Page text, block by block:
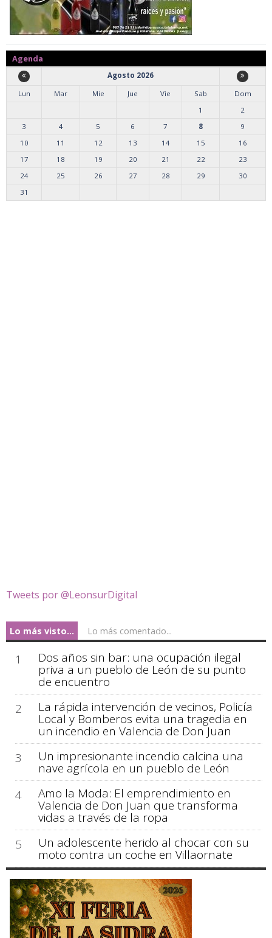
Agenda
Agosto 2026
Lun
Mar Mie Jue Vie Sab
Dom
1
2
3
4 5 6 7 8
9
10
11 12 13 14 15
16
17
18 19 20 21 22
23
24
25 26 27 28 29
30
31
Tweets por @LeonsurDigital
Lo más visto... Lo más comentado...
1 Dos años sin bar: una ocupación ilegal
priva a un pueblo de León de su punto
de encuentro
2
La rápida intervención de vecinos, Policía
Local y Bomberos evita una tragedia en
un incendio en Valencia de Don Juan
3
Un impresionante incendio calcina una
nave agrícola en un pueblo de León
4
Amo la Moda: El emprendimiento en
Valencia de Don Juan que transforma
vidas a través de la ropa
5
Un adolescente herido al chocar con su
moto contra un coche en Villaornate